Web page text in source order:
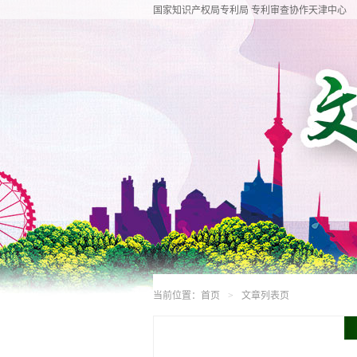
国家知识产权局专利局 专利审查协作天津中心
当前位置： 首页 > 文章列表页